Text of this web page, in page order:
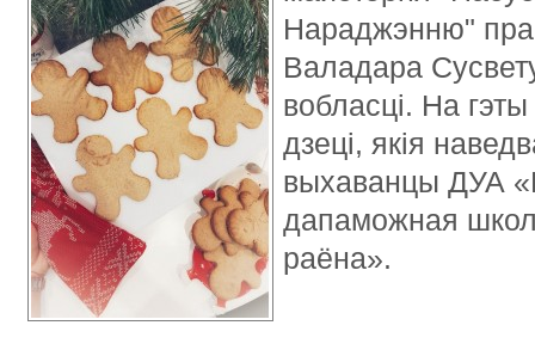
Нараджэнню"
Валадара
вобласці. На гэты
дзеці, якія
выхаванцы ДУА
дапаможная
раёна».